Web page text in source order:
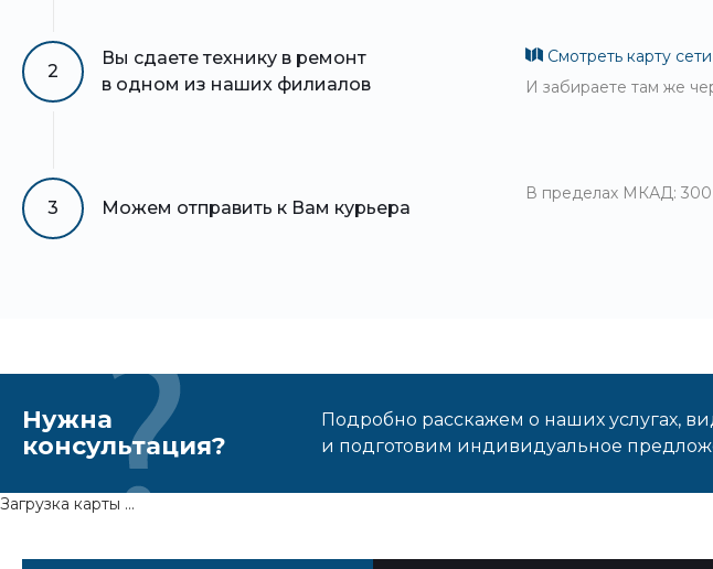
2
Вы сдаете технику в ремонт
в одном из наших филиалов
Смотреть карту сети
И забираете там же
3 Можем отправить к Вам курьера
В пределах МКАД: 300
Нужна
консультация?
Подробно расскажем о наших услугах,
и подготовим индивидуальное
Загрузка карты ...